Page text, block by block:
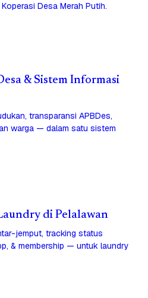
Desa Merah Putih.
& Sistem Informasi
transparansi APBDes,
warga — dalam satu sistem
di Pelalawan
jemput, tracking status
& membership — untuk laundry